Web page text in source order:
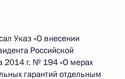
Указ «О внесении
Российской
2014 г. № 194 «О мерах
гарантий отдельным